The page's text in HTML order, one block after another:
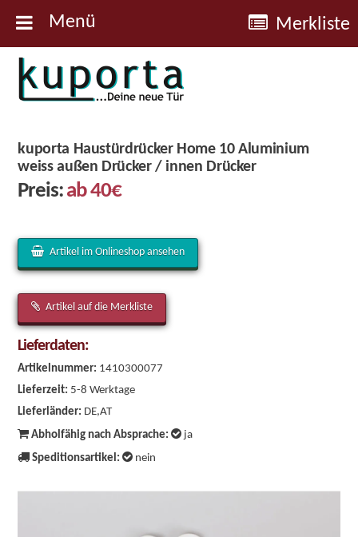
Kuporta
kuporta Haustürdrücker Home 10 Aluminium
weiss außen Drücker / innen Drücker
Preis:ab 40€
Artikel im Onlineshop ansehen
Artikel auf die Merkliste
Lieferdaten:
Artikelnummer: 1410300077
Lieferzeit: 5-8 Werktage
Lieferländer: DE,AT
Abholfähig nach Absprache:
ja
Speditionsartikel:
nein
Menü Merkliste